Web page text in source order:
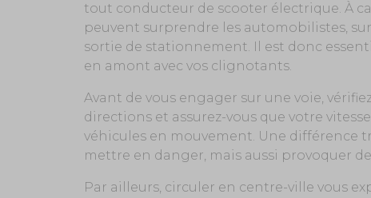
tout conducteur de scooter électrique. À
peuvent surprendre les automobilistes,
sortie de stationnement. Il est donc
en amont avec vos clignotants.
Avant de vous engager sur une voie,
directions et assurez-vous que votre
véhicules en mouvement. Une
mettre en danger, mais aussi provoquer
Par ailleurs, circuler en centre-ville vous